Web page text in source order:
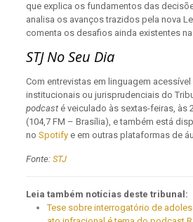
que explica os fundamentos das
analisa os avanços trazidos pela nova
comenta os desafios ainda existentes
STJ No Seu Dia
Com entrevistas em linguagem
institucionais ou jurisprudenciais do
podcasté veiculado às sextas-feiras, às
(104,7 FM – Brasília), e também está
no Spotifye em outras plataformas de
Fonte: STJ
Leia também notícias deste tribunal:
Tese sobre interrogatório de